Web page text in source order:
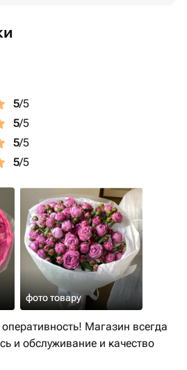
5/5
5/5
5/5
5/5
фото товару
Магазин всегда
и обслуживание и качество